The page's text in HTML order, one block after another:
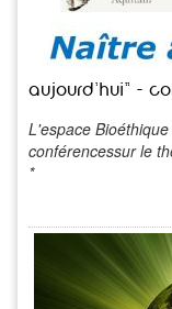
aujourd'hui" -
L'espace
conférencessur le
*